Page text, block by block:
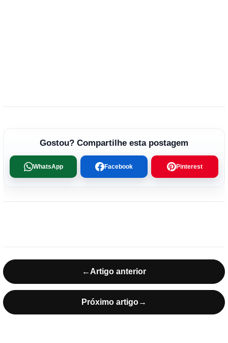
Gostou? Compartilhe esta postagem
WhatsApp Facebook Pinterest
←Artigo anterior
Próximo artigo→